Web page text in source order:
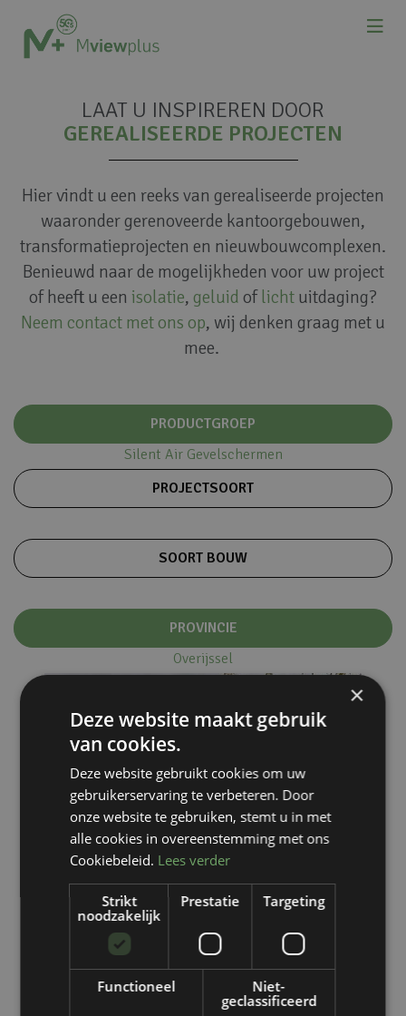
LAAT U INSPIREREN DOOR
GEREALISEERDE PROJECTEN
Hier vindt u een reeks van gerealiseerde projecten
waaronder gerenoveerde kantoorgebouwen,
transformatieprojecten en nieuwbouwcomplexen.
Benieuwd naar de mogelijkheden voor uw project
of heeft u een isolatie, geluid oflicht uitdaging?
Neem contact met ons op, wij denken graag met u
mee.
PRODUCTGROEP
Silent Air Gevelschermen
PROJECTSOORT
SOORT BOUW
PROVINCIE
Overijssel
Wooncomplex 't Veem, Hengelo
×
Deze website maakt gebruik
van cookies.
Deze website gebruikt cookies om uw
gebruikerservaring te verbeteren. Door
onze website te gebruiken, stemt u in met
alle cookies in overeenstemming met ons
Cookiebeleid. Lees verder
Strikt
noodzakelijk
Prestatie Targeting
Functioneel
Niet-
geclassificeerd